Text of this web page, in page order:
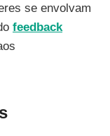
se envolvam
feedback